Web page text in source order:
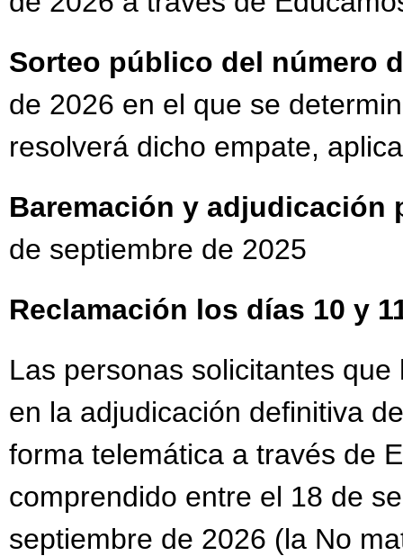
Sorteo público del número
de 2026 en el que se
resolverá dicho empate,
Baremación y adjudicación
de septiembre de 2025
Reclamación los días 10 y
Las personas solicitantes
en la adjudicación definitiva
forma telemática a través de
comprendido entre el 18 de
septiembre de 2026 (la No